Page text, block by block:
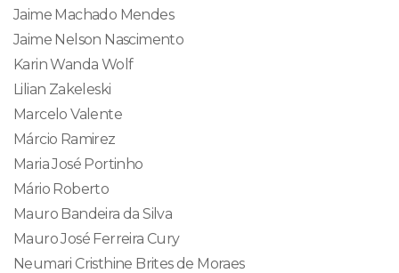
Jaime Machado Mendes
Jaime Nelson Nascimento
Karin Wanda Wolf
Lilian Zakeleski
Marcelo Valente
Márcio Ramirez
Maria José Portinho
Mário Roberto
Mauro Bandeira da Silva
Mauro José Ferreira Cury
Neumari Cristhine Brites de Moraes